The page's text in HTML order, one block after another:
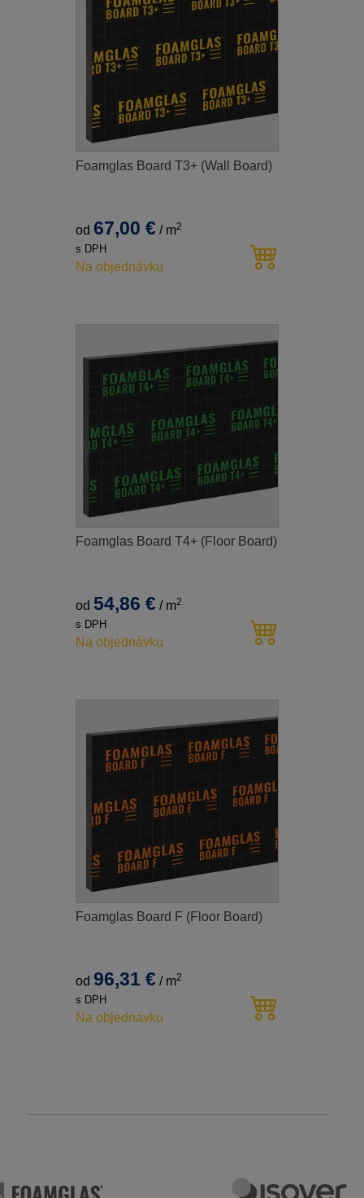
Foamglas Board T3+ (Wall Board)
od 67,00 € / m2
s DPH
Na objednávku
Foamglas Board T4+ (Floor Board)
od 54,86 € / m2
s DPH
Na objednávku
Foamglas Board F (Floor Board)
od 96,31 € / m2
s DPH
Na objednávku